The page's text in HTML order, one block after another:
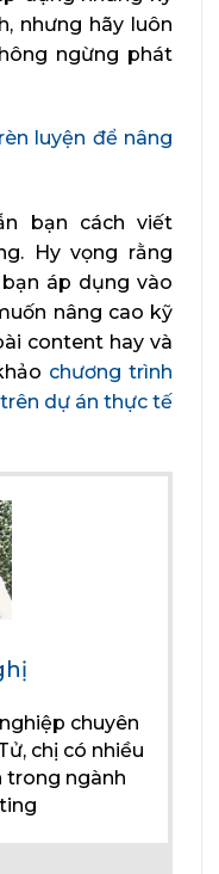
nhưng hãy luôn
ngừng phát
luyện để nâng
bạn cách viết
Hy vọng rằng
áp dụng vào
nâng cao kỹ
content hay và
chương trình
dự án thực tế
chuyên
chị có nhiều
trong ngành